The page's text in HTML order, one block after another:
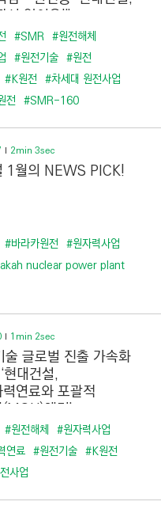
신 있어요!”
#SMR #원전해체
#원전기술 #원전
#K원전 #차세대 원전사업
전 #SMR-160
2min 3sec
1월의 NEWS PICK!
#바라카원전 #원자력사업
nuclear power plant
1min 2sec
술 글로벌 진출 가속화
현대건설,
연료와 포괄적
체결’
#원전해체 #원자력사업
연료 #원전기술 #K원전
사업